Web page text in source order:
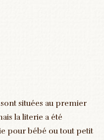
situées au premier
la literie a été
pour bébé ou tout petit